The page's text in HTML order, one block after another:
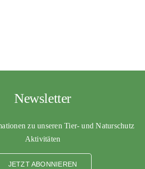
Newsletter
zu unseren Tier- und Naturschutz
Aktivitäten
JETZT ABONNIEREN